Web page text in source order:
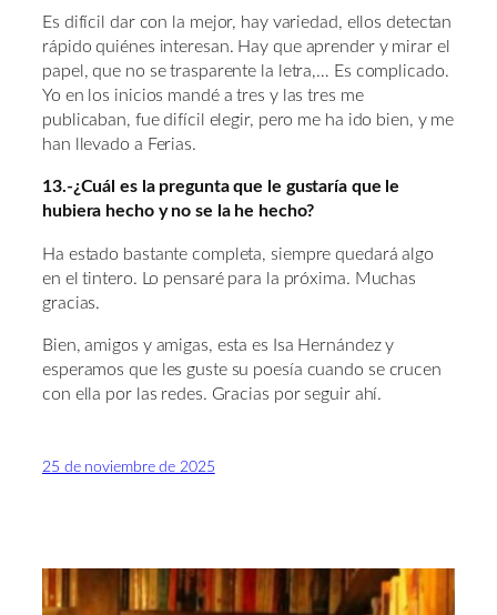
Es difícil dar con la mejor, hay variedad, ellos detectan
rápido quiénes interesan. Hay que aprender y mirar el
papel, que no se trasparente la letra,… Es complicado.
Yo en los inicios mandé a tres y las tres me
publicaban, fue difícil elegir, pero me ha ido bien, y me
han llevado a Ferias.
13.-¿Cuál es la pregunta que le gustaría que le
hubiera hecho y no se la he hecho?
Ha estado bastante completa, siempre quedará algo
en el tintero. Lo pensaré para la próxima. Muchas
gracias.
Bien, amigos y amigas, esta es Isa Hernández y
esperamos que les guste su poesía cuando se crucen
con ella por las redes. Gracias por seguir ahí.
25 de noviembre de 2025